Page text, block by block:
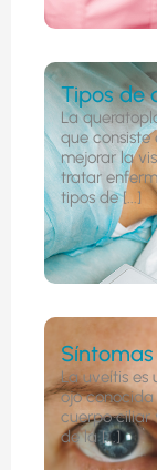
Tipos de
La
que
mejorar la
tratar
tipos de [...]
La uveítis
ojo conocida
cuerpo ciliar
de la [...]